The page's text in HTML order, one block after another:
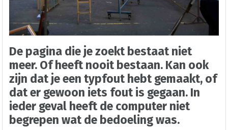
De pagina die je zoekt bestaat niet
meer. Of heeft nooit bestaan. Kan ook
zijn dat je een typfout hebt gemaakt, of
dat er gewoon iets fout is gegaan. In
ieder geval heeft de computer niet
begrepen wat de bedoeling was.